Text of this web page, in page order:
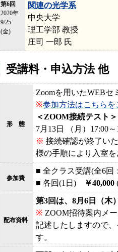
第6回
2020年
9/25
(金)
関連の光学系
中央大学
理工学部 教授
庄司 一郎 氏
受講料・申込方法 他
形 態
Zoomを用いたWEBセ
※参加方法はこちら
＜ZOOM接続テスト＞
7月13日 （月）17:00～
※ 接続確認が終了い
様の手順により入室
参加費
■ 全クラス受講(全6回
■ 各回(1日)
￥40,000
配布資料
第3回は、8月6日（木
※ ZOOM招待案内メ
記述したしますので
す。